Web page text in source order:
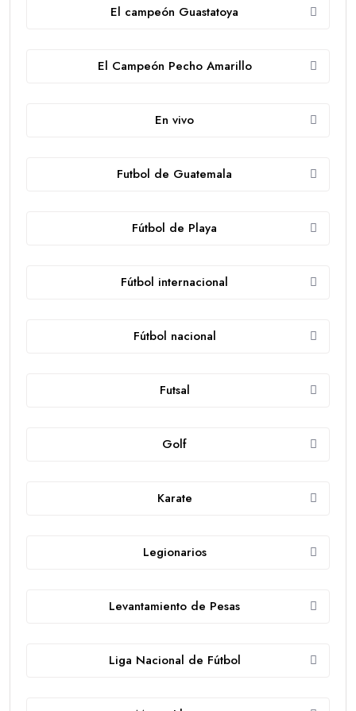
El campeón Guastatoya
El Campeón Pecho Amarillo
En vivo
Futbol de Guatemala
Fútbol de Playa
Fútbol internacional
Fútbol nacional
Futsal
Golf
Karate
Legionarios
Levantamiento de Pesas
Liga Nacional de Fútbol